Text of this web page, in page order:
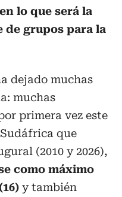
en lo que será la
de grupos para la
dejado muchas
muchas
primera vez este
que
(2010 y 2026),
como máximo
y también